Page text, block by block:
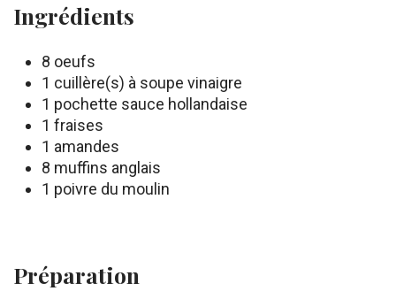
Ingrédients
8 oeufs
1 cuillère(s) à soupe vinaigre
1 pochette sauce hollandaise
1 fraises
1 amandes
8 muffins anglais
1 poivre du moulin
Préparation